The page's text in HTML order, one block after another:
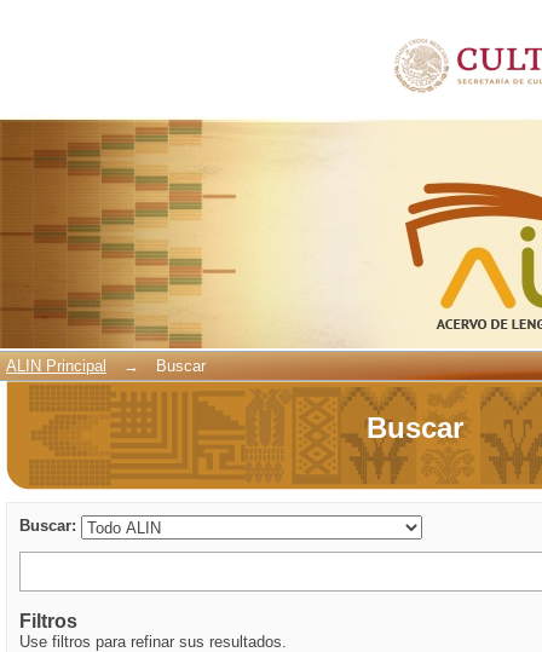
ALIN Principal → Buscar
Buscar
Buscar:
Filtros
Use filtros para refinar sus resultados.